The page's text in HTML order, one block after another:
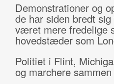
Demonstrationer og
de har siden bredt
været mere fredelige
hovedstæder som
Politiet i Flint,
og marchere